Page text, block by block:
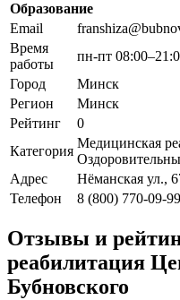
Образование
Email
Время
работы
пн-пт
Город
Минск
Регион
Минск
Рейтинг
0
Категория
Медицинская
Адрес
Нёманская ул.,
Телефон
8 (800) 770-09-
Отзывы и
реабилитация
Бубновского